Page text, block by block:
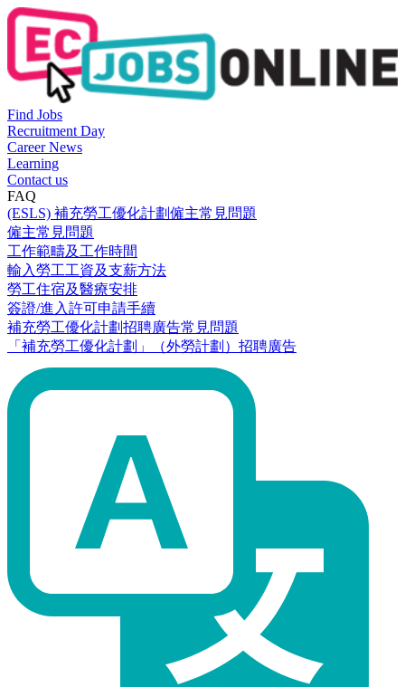
Find Jobs
Recruitment Day
Career News
Learning
Contact us
FAQ
(ESLS) 補充勞工優化計劃僱主常見問題
僱主常見問題
工作範疇及工作時間
輸入勞工工資及支薪方法
勞工住宿及醫療安排
簽證/進入許可申請手續
補充勞工優化計劃招聘廣告常見問題
「補充勞工優化計劃」（外勞計劃）招聘廣告